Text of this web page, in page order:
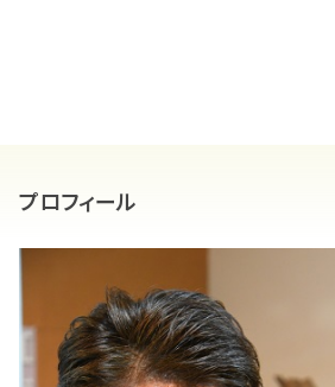
プロフィール